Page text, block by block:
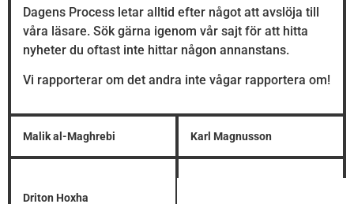
Dagens Process letar alltid efter något att avslöja till
våra läsare. Sök gärna igenom vår sajt för att hitta
nyheter du oftast inte hittar någon annanstans.
Vi rapporterar om det andra inte vågar rapportera om!
Malik al-Maghrebi Karl Magnusson
Driton Hoxha